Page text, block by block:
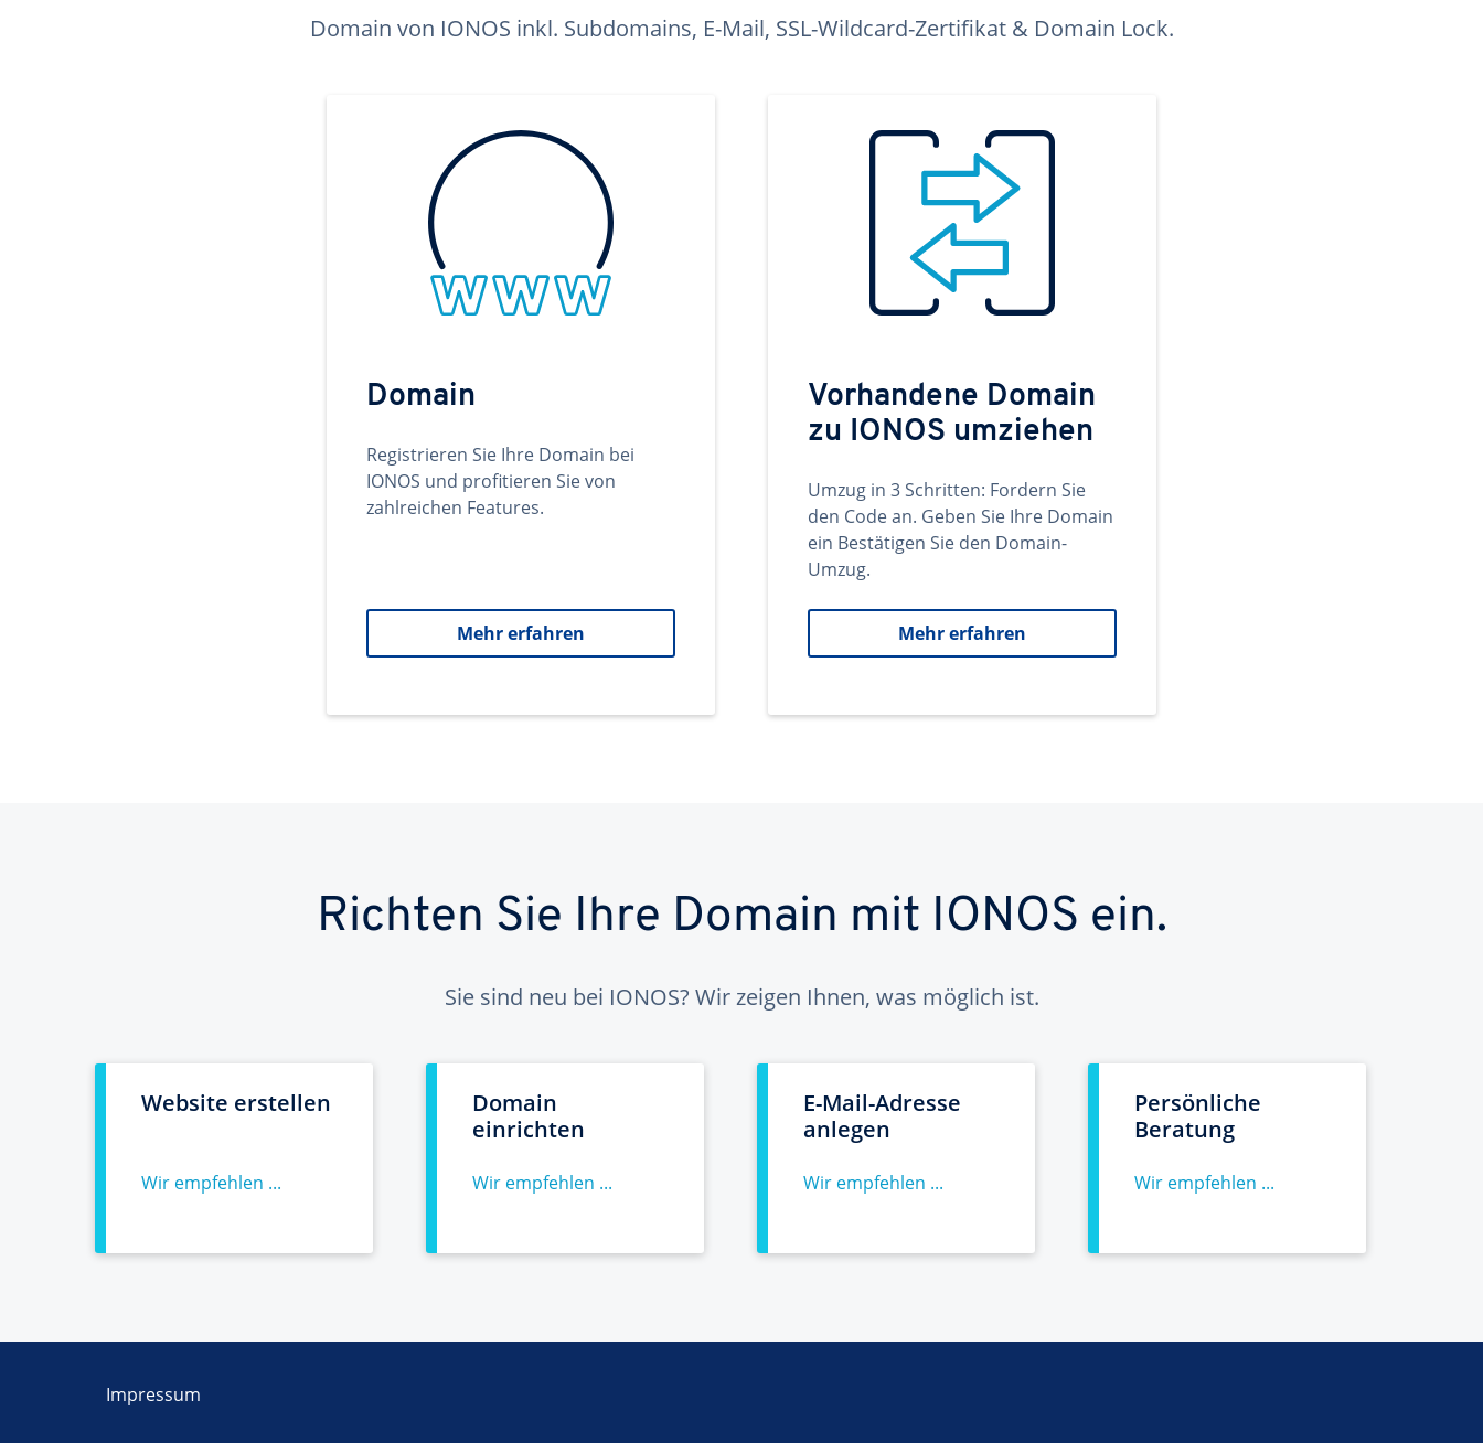
Domain von IONOS inkl. Subdomains, E-Mail, SSL-Wildcard-Zertifikat & Domain Lock.
Domain
Registrieren Sie Ihre Domain bei
IONOS und profitieren Sie von
zahlreichen Features.
Mehr erfahren
Vorhandene Domain
zu IONOS umziehen
Umzug in 3 Schritten: Fordern Sie
den Code an. Geben Sie Ihre Domain
ein Bestätigen Sie den Domain-
Umzug.
Mehr erfahren
Richten Sie Ihre Domain mit IONOS ein.
Sie sind neu bei IONOS? Wir zeigen Ihnen, was möglich ist.
Website erstellen
Wir empfehlen ...
Domain
einrichten
Wir empfehlen ...
E-Mail-Adresse
anlegen
Wir empfehlen ...
Persönliche
Beratung
Wir empfehlen ...
Impressum